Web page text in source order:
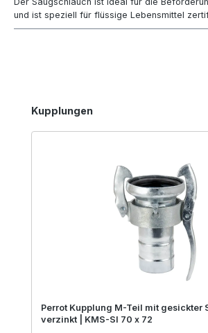
und ist speziell für flüssige Lebensmittel
Produktgalerie überspringen
Kupplungen
Perrot Kupplung M-Teil mit gesickter
verzinkt | KMS-SI 70 x 72